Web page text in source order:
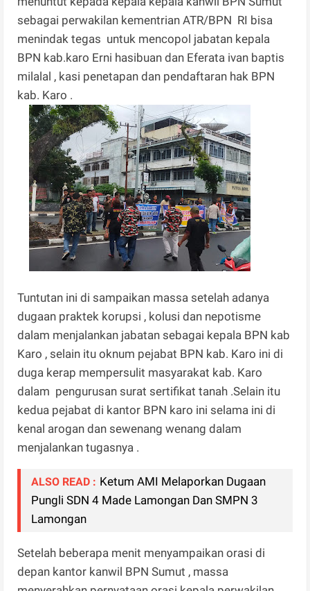
sebagai perwakilan kementrian ATR/BPN RI bisa
menindak tegas untuk mencopol jabatan kepala
BPN kab.karo Erni hasibuan dan Eferata ivan baptis
milalal , kasi penetapan dan pendaftaran hak BPN
kab. Karo .
Tuntutan ini di sampaikan massa setelah adanya
dugaan praktek korupsi , kolusi dan nepotisme
dalam menjalankan jabatan sebagai kepala BPN kab
Karo , selain itu oknum pejabat BPN kab. Karo ini di
duga kerap mempersulit masyarakat kab. Karo
dalam pengurusan surat sertifikat tanah .Selain itu
kedua pejabat di kantor BPN karo ini selama ini di
kenal arogan dan sewenang wenang dalam
menjalankan tugasnya .
ALSO READ : Ketum AMI Melaporkan Dugaan
Pungli SDN 4 Made Lamongan Dan SMPN 3
Lamongan
Setelah beberapa menit menyampaikan orasi di
depan kantor kanwil BPN Sumut , massa